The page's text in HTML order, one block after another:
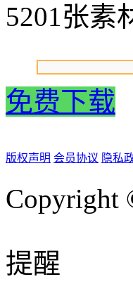
5201张素
免费下载
版权声明 会员协议 隐私
Copyright
提醒